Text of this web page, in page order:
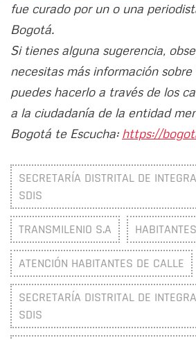
fue curado por un o una
Bogotá.
Si tienes alguna sugerencia,
necesitas más información
puedes hacerlo a través de los
a la ciudadanía de la entidad
Bogotá te Escucha: https://
SECRETARÍA DISTRITAL DE
SDIS
TRANSMILENIO S.A
ATENCIÓN HABITANTES DE CALLE
SECRETARÍA DISTRITAL DE
SDIS